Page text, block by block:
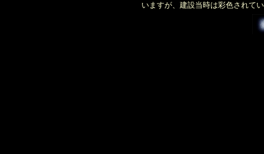
いますが、建設当時は彩色されて